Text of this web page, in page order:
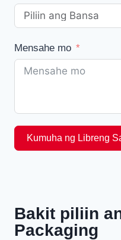
Mensahe mo
Kumuha ng Libreng
Bakit piliin
Packaging